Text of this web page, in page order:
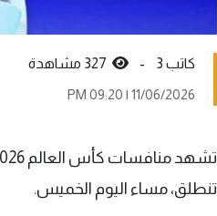
كاتب 3 -
11/06/2026 | 09:20 PM
تنطلق، مساء اليوم الخميس.